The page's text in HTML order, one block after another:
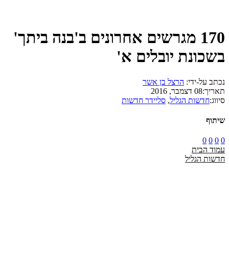
170 מגרשים אחרונים ב'בנה ביתך'
בשכונת יובלים א'
נכתב על-ידי: הרצל בן אשר
תאריך:08 דצמבר, 2016
סיווג:חדשות הגליל, סליידר חדשות
שיתוף
0
0
0
0
עמוד הבית
חדשות הגליל